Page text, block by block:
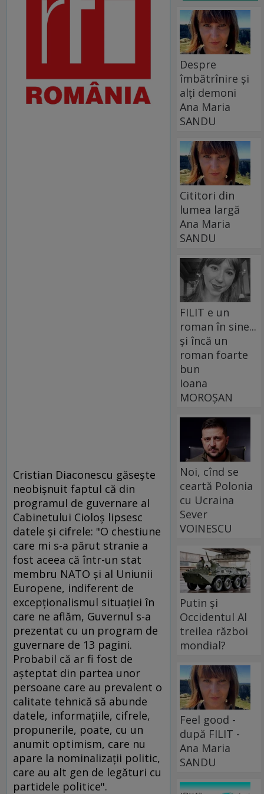
Cristian Diaconescu găseşte
neobişnuit faptul că din
programul de guvernare al
Cabinetului Cioloş lipsesc
datele şi cifrele: "O chestiune
care mi s-a părut stranie a
fost aceea că într-un stat
membru NATO şi al Uniunii
Europene, indiferent de
excepţionalismul situaţiei în
care ne aflăm, Guvernul s-a
prezentat cu un program de
guvernare de 13 pagini.
Probabil că ar fi fost de
aşteptat din partea unor
persoane care au prevalent o
calitate tehnică să abunde
datele, informaţiile, cifrele,
propunerile, poate, cu un
anumit optimism, care nu
apare la nominalizaţii politic,
care au alt gen de legături cu
partidele politice".
Despre
îmbătrînire și
alți demoni
Ana Maria
SANDU
Cititori din
lumea largă
Ana Maria
SANDU
FILIT e un
roman în sine...
și încă un
roman foarte
bun
Ioana
MOROȘAN
Noi, cînd se
ceartă Polonia
cu Ucraina
Sever
VOINESCU
Putin și
Occidentul Al
treilea război
mondial?
Feel good -
după FILIT -
Ana Maria
SANDU